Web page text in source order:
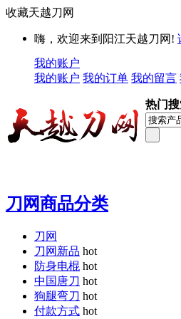
收藏天越刀网
嗨，欢迎来到阳江天越刀网!
我的账户
我的账户 我的订单 我的留言
热门
刀网商品分类
刀网
刀网新品 hot
防身电棍 hot
中国唐刀 hot
狗腿弯刀 hot
付款方式 hot